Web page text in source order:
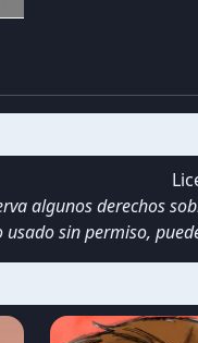
algunos derechos
usado sin permiso,